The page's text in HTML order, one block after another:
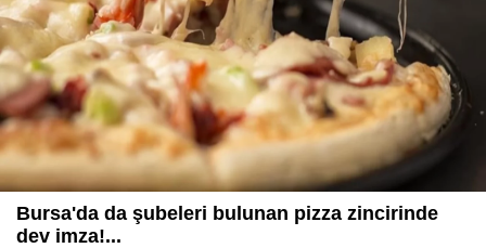
Bursa'da da şubeleri bulunan pizza zincirinde
dev imza!...